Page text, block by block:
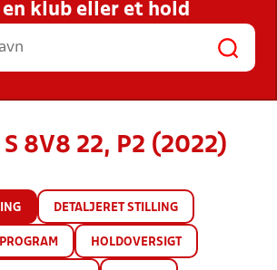
RESULTATER, KLUBBER OG
HOLD
en klub eller et hold
S 8V8 22, P2 (2022)
DETALJERET STILLING
HOLDOVERSIGT